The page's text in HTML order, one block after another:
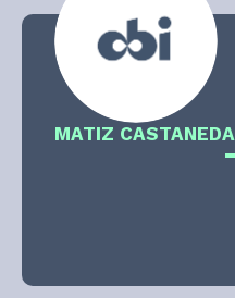
MATIZ CASTANEDA